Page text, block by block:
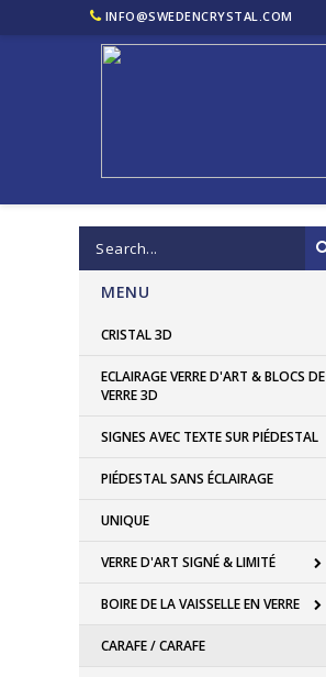
INFO@SWEDENCRYSTAL.COM
MENU
CRISTAL 3D
ECLAIRAGE VERRE D'ART & BLOCS DE
VERRE 3D
SIGNES AVEC TEXTE SUR PIÉDESTAL
PIÉDESTAL SANS ÉCLAIRAGE
UNIQUE
VERRE D'ART SIGNÉ & LIMITÉ
BOIRE DE LA VAISSELLE EN VERRE
CARAFE / CARAFE